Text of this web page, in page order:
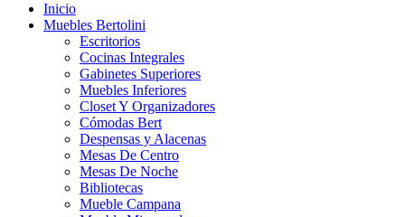
Inicio
Muebles Bertolini
Escritorios
Cocinas Integrales
Gabinetes Superiores
Muebles Inferiores
Closet Y Organizadores
Cómodas Bert
Despensas y Alacenas
Mesas De Centro
Mesas De Noche
Bibliotecas
Mueble Campana